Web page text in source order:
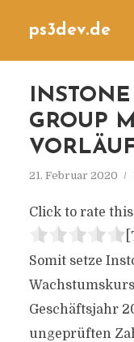
ps3dev.de
GROUP
21. Februar 2020
Click to rate this
Somit setze
Geschäftsjahr
ungeprüften